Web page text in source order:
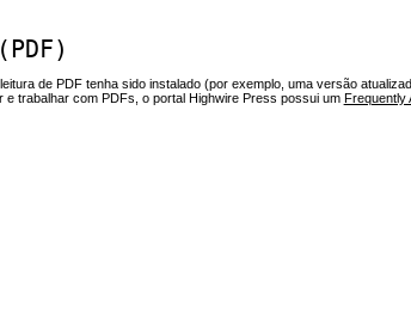
de PDF tenha sido instalado (por exemplo, uma versão
trabalhar com PDFs, o portal Highwire Press possui um Frequently